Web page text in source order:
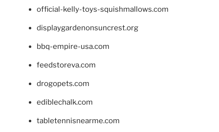
official-kelly-toys-squishmallows.com
displaygardenonsuncrest.org
bbq-empire-usa.com
feedstoreva.com
drogopets.com
ediblechalk.com
tabletennisnearme.com